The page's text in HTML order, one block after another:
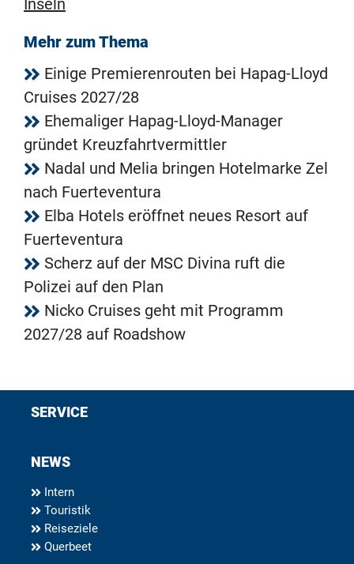
Inseln
Mehr zum Thema
Einige Premierenrouten bei Hapag-Lloyd
Cruises 2027/28
Ehemaliger Hapag-Lloyd-Manager
gründet Kreuzfahrtvermittler
Nadal und Melia bringen Hotelmarke Zel
nach Fuerteventura
Elba Hotels eröffnet neues Resort auf
Fuerteventura
Scherz auf der MSC Divina ruft die
Polizei auf den Plan
Nicko Cruises geht mit Programm
2027/28 auf Roadshow
SERVICE
NEWS
Intern
Touristik
Reiseziele
Querbeet